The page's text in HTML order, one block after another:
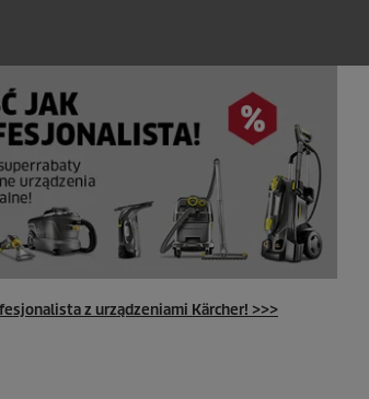
z urządzeniami Kärcher! >>>